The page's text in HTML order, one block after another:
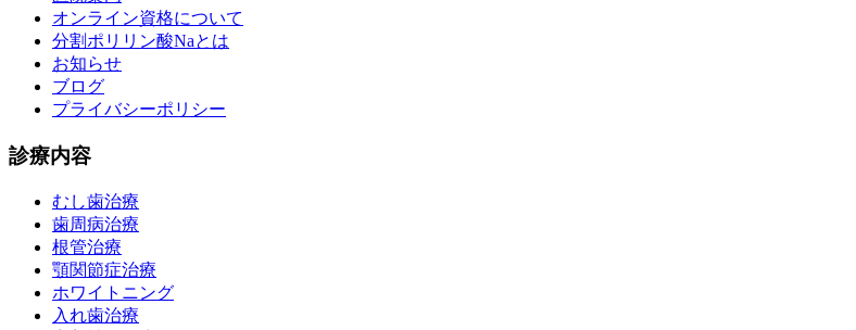
オンライン資格について
分割ポリリン酸Naとは
お知らせ
ブログ
プライバシーポリシー
診療内容
むし歯治療
歯周病治療
根管治療
顎関節症治療
ホワイトニング
入れ歯治療